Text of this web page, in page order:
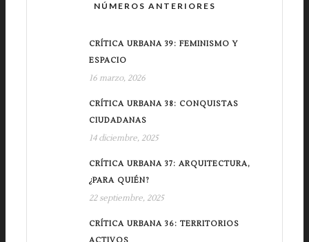
NÚMEROS ANTERIORES
CRÍTICA URBANA 39: FEMINISMO Y
ESPACIO
16 marzo, 2026
CRÍTICA URBANA 38: CONQUISTAS
CIUDADANAS
14 diciembre, 2025
CRÍTICA URBANA 37: ARQUITECTURA,
¿PARA QUIÉN?
22 septiembre, 2025
CRÍTICA URBANA 36: TERRITORIOS